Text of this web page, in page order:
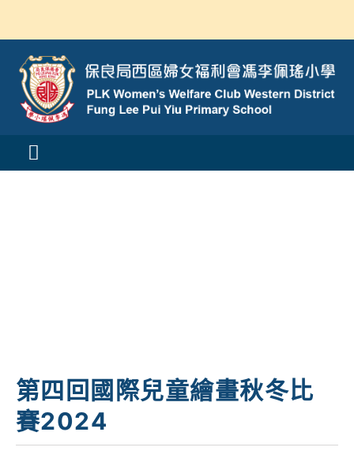
content
Toggle
我們的成就
對外聯繫
第四回國際兒童繪畫秋冬比
賽2024